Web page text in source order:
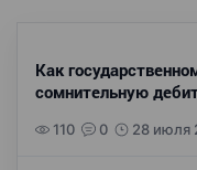
Как
сомнительную
110 0 28 июля